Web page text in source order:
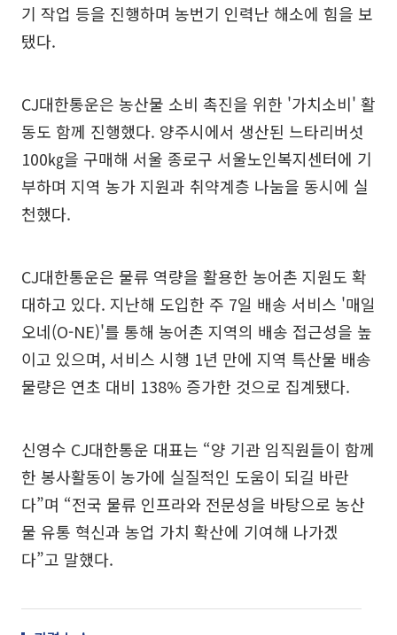
기 작업 등을 진행하며 농번기 인력난 해소에 힘을 보
탰다.
CJ대한통운은 농산물 소비 촉진을 위한 '가치소비' 활
동도 함께 진행했다. 양주시에서 생산된 느타리버섯
100㎏을 구매해 서울 종로구 서울노인복지센터에 기
부하며 지역 농가 지원과 취약계층 나눔을 동시에 실
천했다.
CJ대한통운은 물류 역량을 활용한 농어촌 지원도 확
대하고 있다. 지난해 도입한 주 7일 배송 서비스 '매일
오네(O-NE)'를 통해 농어촌 지역의 배송 접근성을 높
이고 있으며, 서비스 시행 1년 만에 지역 특산물 배송
물량은 연초 대비 138% 증가한 것으로 집계됐다.
신영수 CJ대한통운 대표는 “양 기관 임직원들이 함께
한 봉사활동이 농가에 실질적인 도움이 되길 바란
다”며 “전국 물류 인프라와 전문성을 바탕으로 농산
물 유통 혁신과 농업 가치 확산에 기여해 나가겠
다”고 말했다.